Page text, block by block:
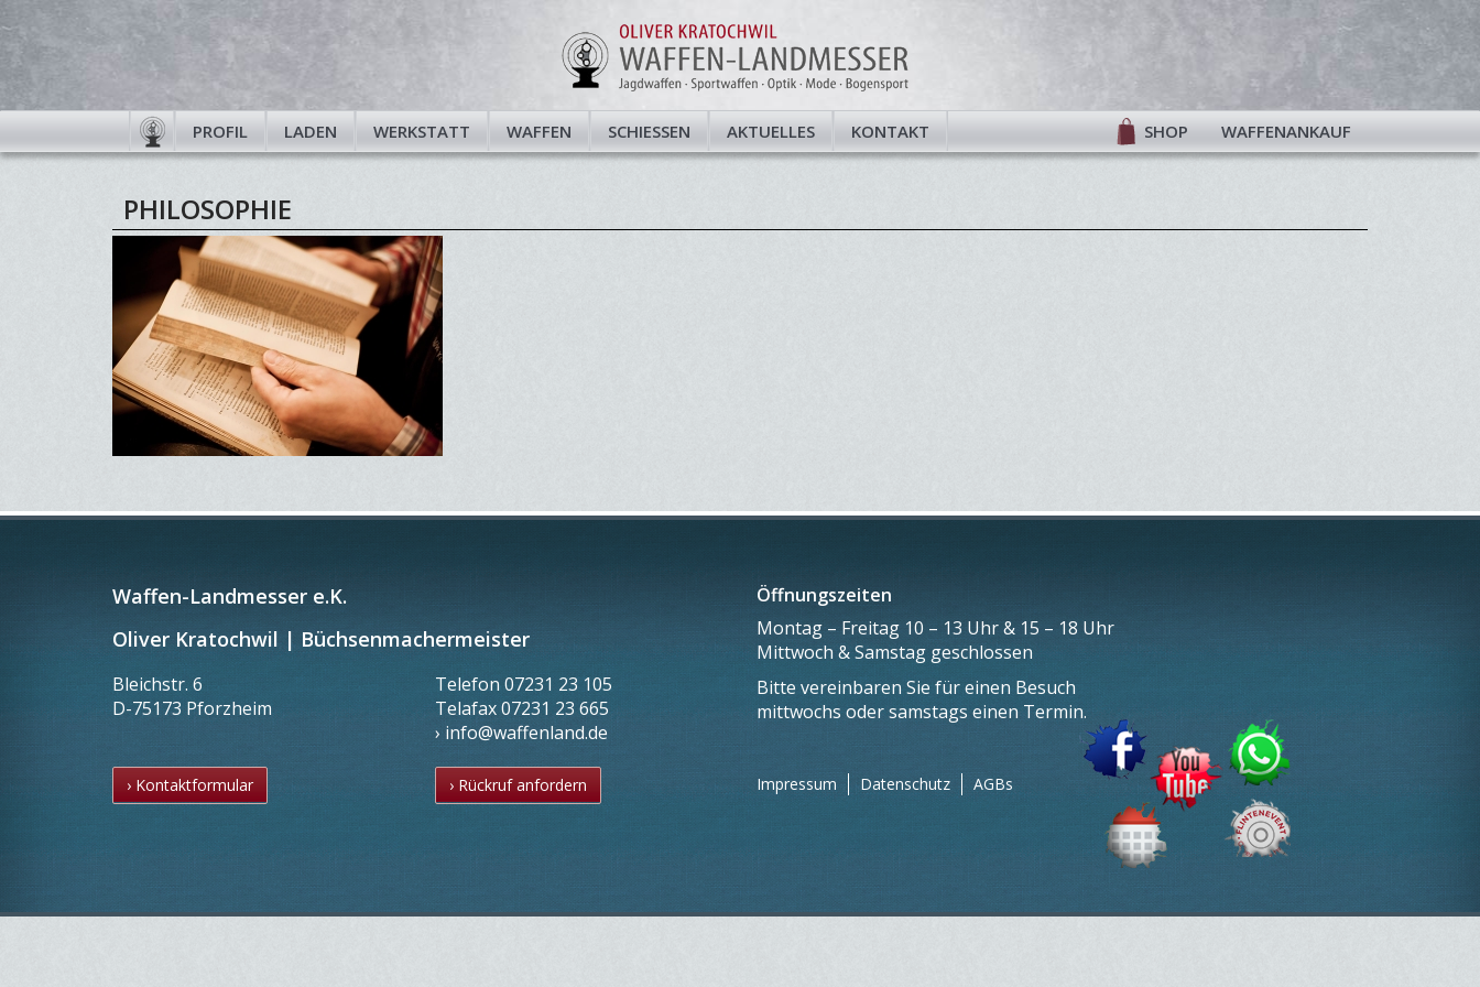
PROFIL LADEN WERKSTATT WAFFEN SCHIESSEN AKTUELLES KONTAKT SHOP WAFFENANKAUF
PHILOSOPHIE
Waffen-Landmesser e.K.
Oliver Kratochwil | Büchsenmachermeister
Bleichstr. 6
D-75173 Pforzheim
Telefon 07231 23 105
Telafax07231 23 665
› info@waffenland.de
› Kontaktformular › Rückruf anfordern
Öffnungszeiten
Montag – Freitag 10 – 13 Uhr & 15 – 18 Uhr
Mittwoch & Samstag geschlossen
Bitte vereinbaren Sie für einen Besuch
mittwochs oder samstags einen Termin.
Impressum Datenschutz AGBs